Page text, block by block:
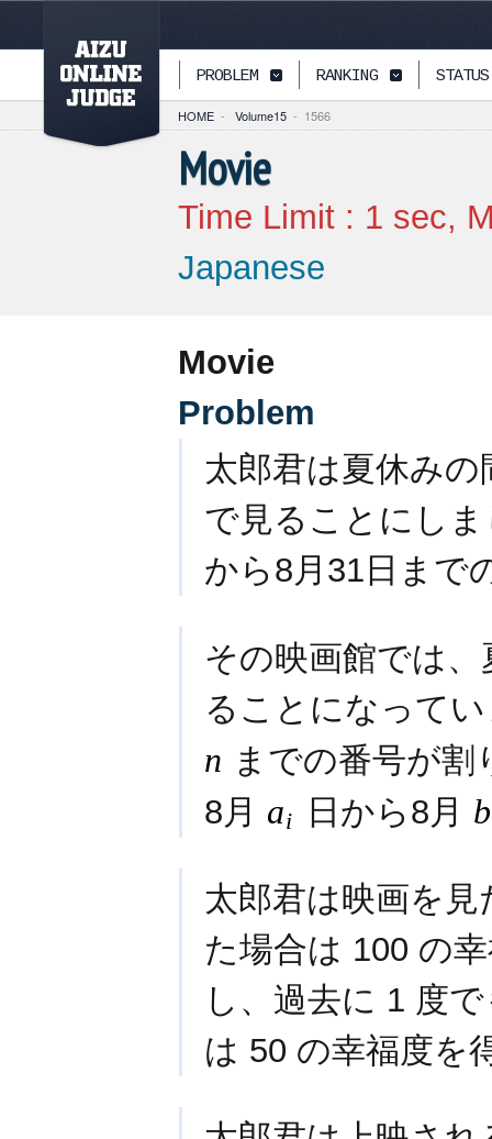
PAGETOP PROBLEM RANKING STATUS
HOME - Volume15 - 1566
Movie
Time Limit : 1 sec,
Japanese
Movie
Problem
太郎君は夏休み
で見ることにし
から8月31日まで
その映画館では
ることになって
n までの番号が
8月 ai 日から8月 b
太郎君は映画を
た場合は 100 の
し、過去に 1 度
は 50 の幸福度を